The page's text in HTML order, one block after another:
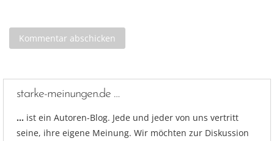
starke-meinungen.de …
… ist ein Autoren-Blog. Jede und jeder von uns vertritt
seine, ihre eigene Meinung. Wir möchten zur Diskussion